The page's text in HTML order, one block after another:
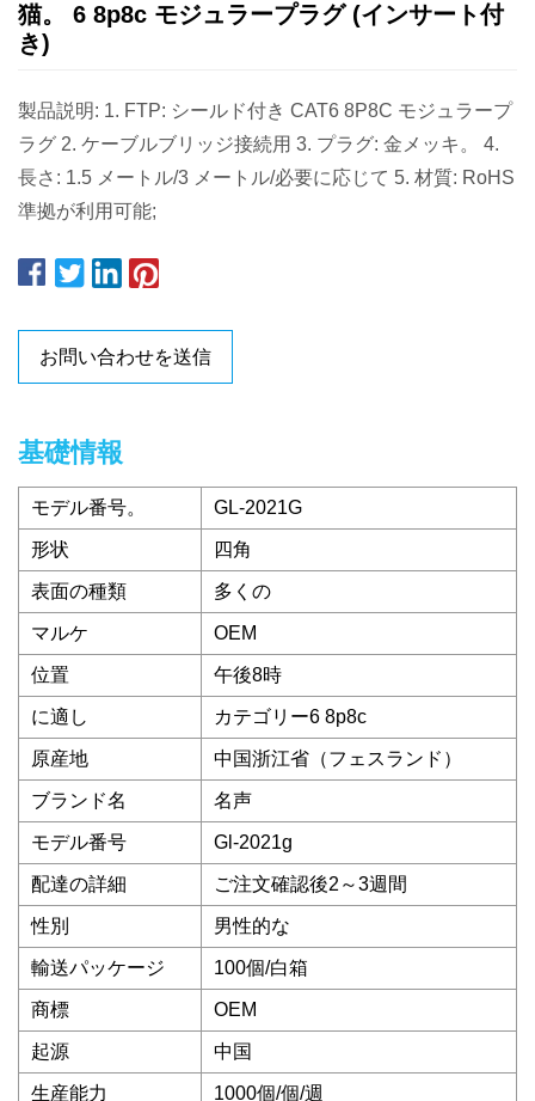
猫。 6 8p8c モジュラープラグ (インサート付
き)
製品説明: 1. FTP: シールド付き CAT6 8P8C モジュラープ
ラグ 2. ケーブルブリッジ接続用 3. プラグ: 金メッキ。 4.
長さ: 1.5 メートル/3 メートル/必要に応じて 5. 材質: RoHS
準拠が利用可能;
お問い合わせを送信
基礎情報
モデル番号。 GL-2021G
形状 四角
表面の種類 多くの
マルケ OEM
位置 午後8時
に適し カテゴリー6 8p8c
原産地 中国浙江省（フェスランド）
ブランド名 名声
モデル番号 Gl-2021g
配達の詳細 ご注文確認後2～3週間
性別 男性的な
輸送パッケージ 100個/白箱
商標 OEM
起源 中国
生産能力 1000個/個/週